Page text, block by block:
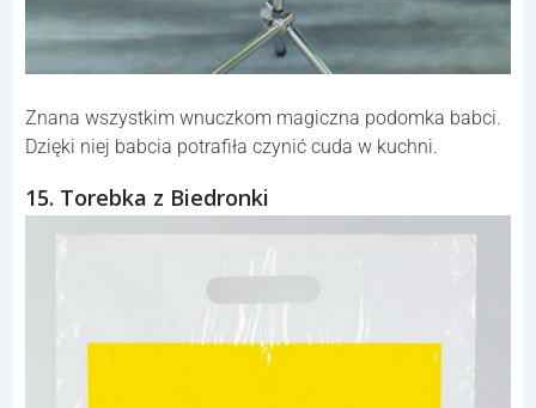
Znana wszystkim wnuczkom magiczna podomka babci.
Dzięki niej babcia potrafiła czynić cuda w kuchni.
15. Torebka z Biedronki